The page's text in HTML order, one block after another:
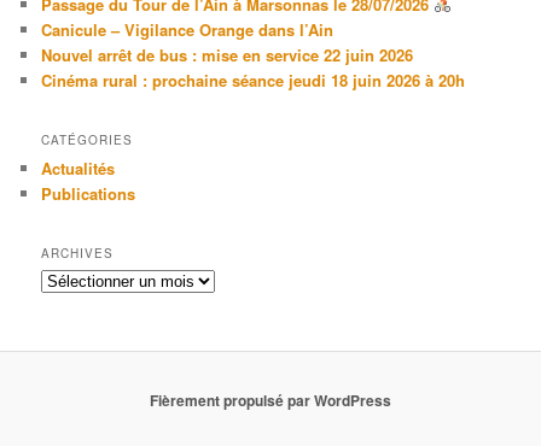
Canicule – Vigilance Orange dans l’Ain
Nouvel arrêt de bus : mise en service 22 juin 2026
Cinéma rural : prochaine séance jeudi 18 juin 2026 à 20h
CATÉGORIES
Actualités
Publications
ARCHIVES
Archives
Fièrement propulsé par WordPress